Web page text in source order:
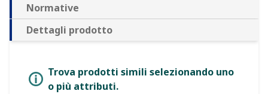
Normative
Dettagli prodotto
Trova prodotti simili selezionando uno
o più attributi.